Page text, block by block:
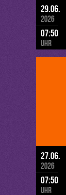
29.06.
2026
07:50
Uhr
27.06.
2026
07:50
Uhr